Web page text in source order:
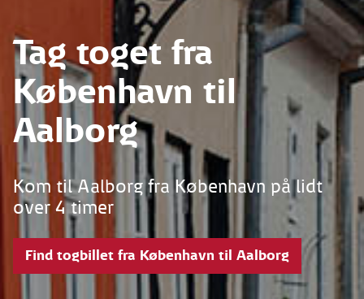
Tag toget fra
København til
Aalborg
Kom til Aalborg fra København på lidt
over 4 timer
Find togbillet fra København til Aalborg